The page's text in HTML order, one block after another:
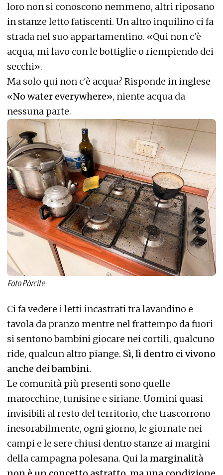
loro non si conoscono nemmeno, altri riposano
in stanze letto fatiscenti. Un altro inquilino ci fa
strada nel suo appartamentino. «Qui non c'è
acqua, mi lavo con le bottiglie o riempiendo dei
secchi».
Ma solo qui non c'è acqua? Risponde in inglese
«No water everywhere», niente acqua da
nessuna parte.
Foto Pòrcile
Ci fa vedere i letti incastrati tra lavandino e
tavola da pranzo mentre nel frattempo da fuori
si sentono bambini giocare nei cortili, qualcuno
ride, qualcun altro piange. Sì, lì dentro ci vivono
anche dei bambini.
Le comunità più presenti sono quelle
marocchine, tunisine e siriane. Uomini quasi
invisibili al resto del territorio, che trascorrono
inesorabilmente, ogni giorno, le giornate nei
campi e le sere chiusi dentro stanze ai margini
della campagna polesana. Qui lamarginalità